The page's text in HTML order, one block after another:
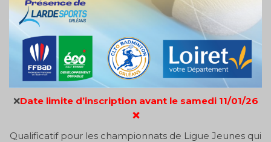
❌Date limite d’inscription avant le samedi 11/01/26
❌
Qualificatif pour les championnats de Ligue Jeunes qui